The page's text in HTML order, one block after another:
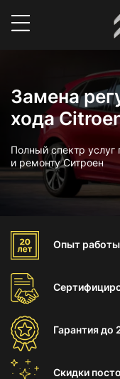
Замена
хода
Полный спектр услуг
и ремонту Ситроен
Опыт работы
Гарантиядо
Скидки